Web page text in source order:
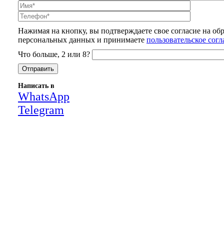
Нажимая на кнопку, вы подтверждаете свое согласие на
персональных данных и принимаете пользовательское
Что больше, 2 или 8?
Написать в
WhatsApp
Telegram